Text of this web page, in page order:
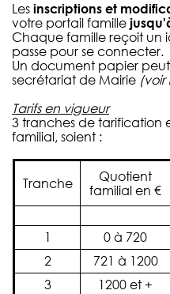
Les inscriptions et
votre portail famille
Chaque famille reçoit un
passe pour se connecter.
Un document papier
secrétariat de Mairie (voir
Tarifs en vigueur
3 tranches de tarification
familial, soient :
Tranche
Quotient
familial en €
1
0 à 720
2
721 à 1200
3
1200 et +